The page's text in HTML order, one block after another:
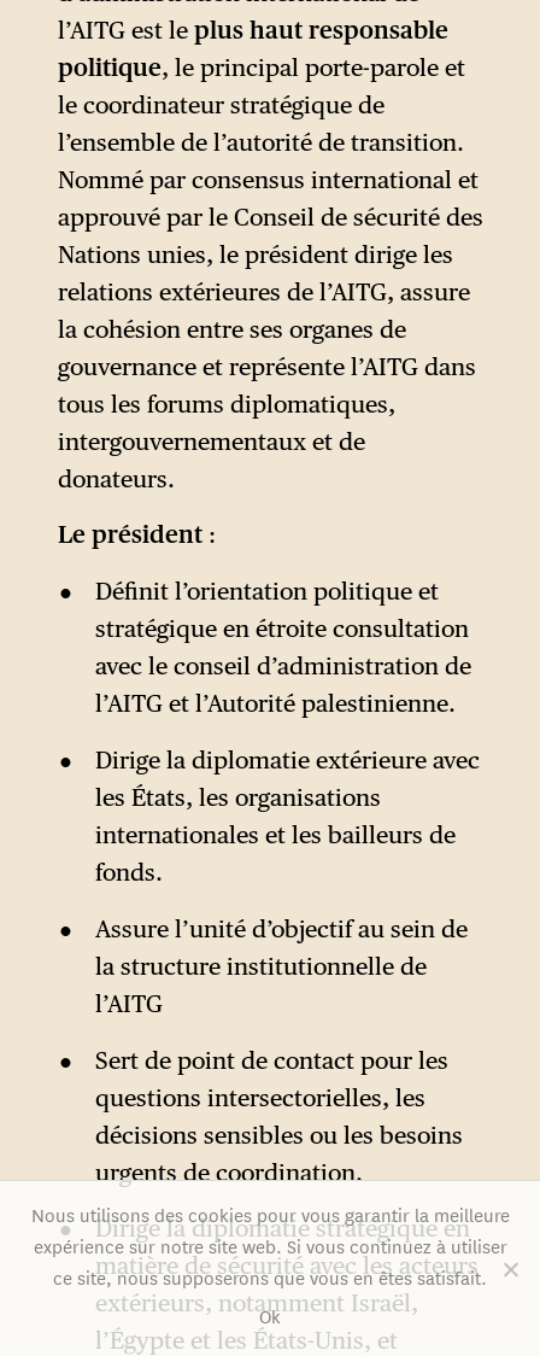
l’AITG est le plus haut responsable
politique, le principal porte-parole et
le coordinateur stratégique de
l’ensemble de l’autorité de transition.
Nommé par consensus international et
approuvé par le Conseil de sécurité des
Nations unies, le président dirige les
relations extérieures de l’AITG, assure
la cohésion entre ses organes de
gouvernance et représente l’AITG dans
tous les forums diplomatiques,
intergouvernementaux et de
donateurs.
Le président:
Définit l’orientation politique et
stratégique en étroite consultation
avec le conseil d’administration de
l’AITG et l’Autorité palestinienne.
Dirige la diplomatie extérieure avec
les États, les organisations
internationales et les bailleurs de
fonds.
Assure l’unité d’objectif au sein de
la structure institutionnelle de
l’AITG
Sert de point de contact pour les
questions intersectorielles, les
décisions sensibles ou les besoins
urgents de coordination.
Dirige la diplomatie stratégique en
matière de sécurité avec les acteurs
extérieurs, notamment Israël,
l’Égypte et les États-Unis, et
Nous utilisons des cookies pour vous garantir la meilleure
expérience sur notre site web. Si vous continuez à utiliser
ce site, nous supposerons que vous en êtes satisfait.
Ok